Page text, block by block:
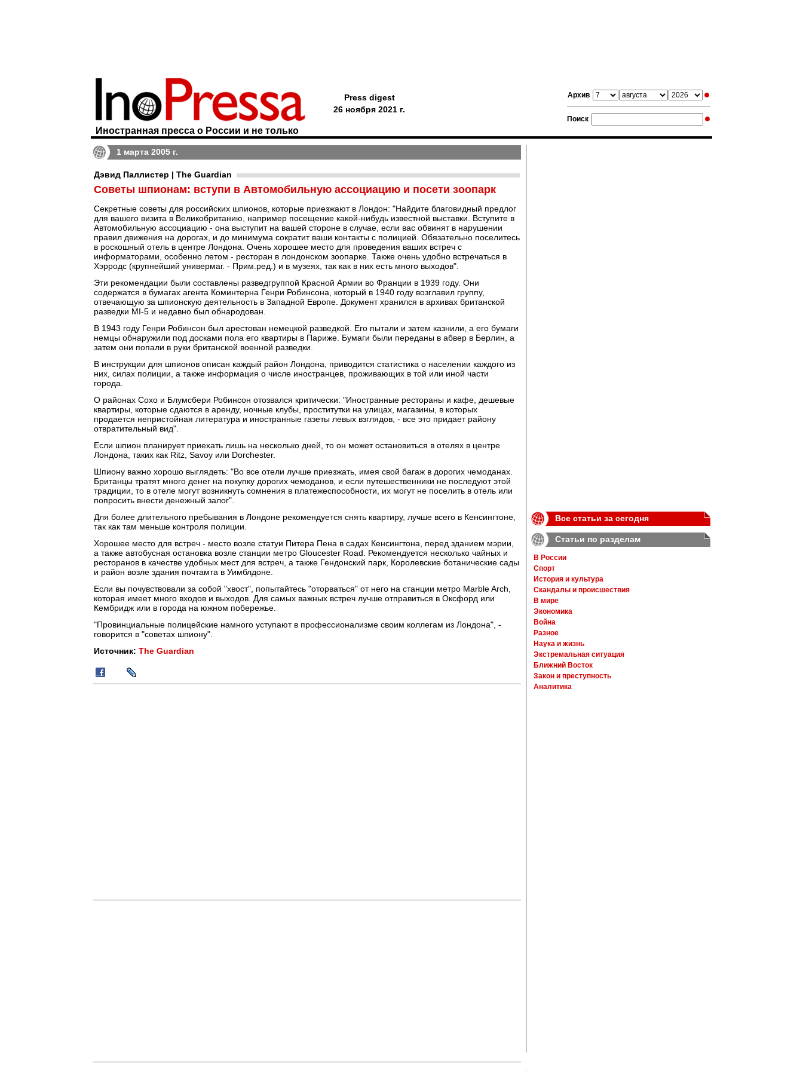
Архив
Поиск
Иностранная пресса о России и не только
Press digest
26 ноября 2021 г.
1 марта 2005 г.
Дэвид Паллистер | The Guardian
Советы шпионам: вступи в Автомобильную ассоциацию и посети зоопарк
Секретные советы для российских шпионов, которые приезжают в Лондон: "Найдите благовидный предлог
для вашего визита в Великобританию, например посещение какой-нибудь известной выставки. Вступите в
Автомобильную ассоциацию - она выступит на вашей стороне в случае, если вас обвинят в нарушении
правил движения на дорогах, и до минимума сократит ваши контакты с полицией. Обязательно поселитесь
в роскошный отель в центре Лондона. Очень хорошее место для проведения ваших встреч с
информаторами, особенно летом - ресторан в лондонском зоопарке. Также очень удобно встречаться в
Хэрродс (крупнейший универмаг. - Прим.ред.) и в музеях, так как в них есть много выходов".
Эти рекомендации были составлены разведгруппой Красной Армии во Франции в 1939 году. Они
содержатся в бумагах агента Коминтерна Генри Робинсона, который в 1940 году возглавил группу,
отвечающую за шпионскую деятельность в Западной Европе. Документ хранился в архивах британской
разведки MI-5 и недавно был обнародован.
В 1943 году Генри Робинсон был арестован немецкой разведкой. Его пытали и затем казнили, а его бумаги
немцы обнаружили под досками пола его квартиры в Париже. Бумаги были переданы в абвер в Берлин, а
затем они попали в руки британской военной разведки.
В инструкции для шпионов описан каждый район Лондона, приводится статистика о населении каждого из
них, силах полиции, а также информация о числе иностранцев, проживающих в той или иной части
города.
О районах Сохо и Блумсбери Робинсон отозвался критически: "Иностранные рестораны и кафе, дешевые
квартиры, которые сдаются в аренду, ночные клубы, проститутки на улицах, магазины, в которых
продается непристойная литература и иностранные газеты левых взглядов, - все это придает району
отвратительный вид".
Если шпион планирует приехать лишь на несколько дней, то он может остановиться в отелях в центре
Лондона, таких как Ritz, Savoy или Dorchester.
Шпиону важно хорошо выглядеть: "Во все отели лучше приезжать, имея свой багаж в дорогих чемоданах.
Британцы тратят много денег на покупку дорогих чемоданов, и если путешественники не последуют этой
традиции, то в отеле могут возникнуть сомнения в платежеспособности, их могут не поселить в отель или
попросить внести денежный залог".
Для более длительного пребывания в Лондоне рекомендуется снять квартиру, лучше всего в Кенсингтоне,
так как там меньше контроля полиции.
Хорошее место для встреч - место возле статуи Питера Пена в садах Кенсингтона, перед зданием мэрии,
а также автобусная остановка возле станции метро Gloucester Road. Рекомендуется несколько чайных и
ресторанов в качестве удобных мест для встреч, а также Гендонский парк, Королевские ботанические сады
и район возле здания почтамта в Уимблдоне.
Если вы почувствовали за собой "хвост", попытайтесь "оторваться" от него на станции метро Marble Arch,
которая имеет много входов и выходов. Для самых важных встреч лучше отправиться в Оксфорд или
Кембридж или в города на южном побережье.
"Провинциальные полицейские намного уступают в профессионализме своим коллегам из Лондона", -
говорится в "советах шпиону".
Источник: The Guardian
Все статьи за сегодня
Статьи по разделам
В России
Спорт
История и культура
Скандалы и происшествия
В мире
Экономика
Война
Разное
Наука и жизнь
Экстремальная ситуация
Ближний Восток
Закон и преступность
Аналитика